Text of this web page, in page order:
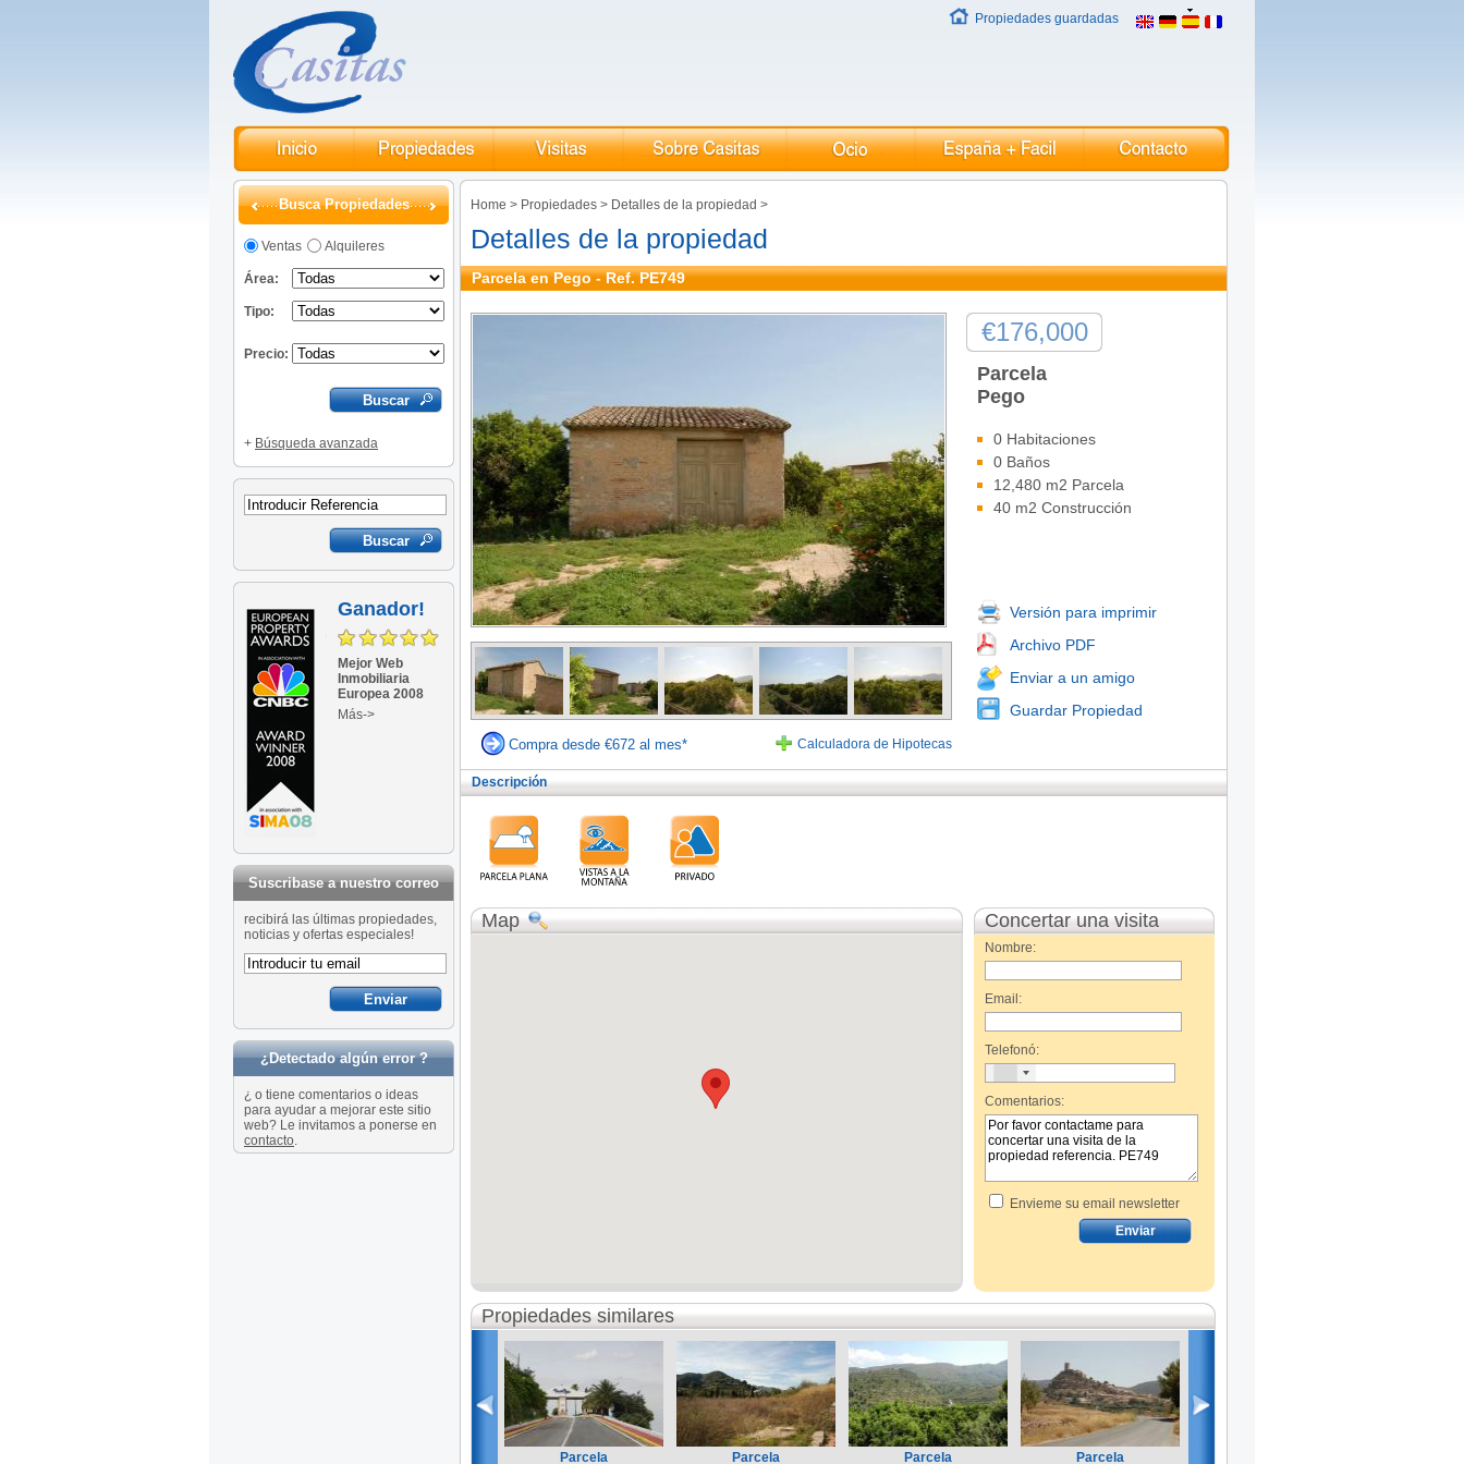
Propiedades guardadas
Busca Propiedades
Ventas Alquileres
Área:
Tipo:
Precio:
+ Búsqueda avanzada
Ganador!
Mejor Web
Inmobiliaria
Europea 2008
Más->
Suscribase a nuestro correo
recibirá las últimas propiedades,
noticias y ofertas especiales!
¿Detectado algún error ?
¿ o tiene comentarios o ideas
para ayudar a mejorar este sitio
web? Le invitamos a ponerse en
contacto.
Home > Propiedades > Detalles de la propiedad >
Detalles de la propiedad
Parcela en Pego - Ref. PE749
€176,000
Parcela
Pego
0 Habitaciones
0 Baños
12,480 m2 Parcela
40 m2 Construcción
Versión para imprimir
Archivo PDF
Enviar a un amigo
Guardar Propiedad
Calculadora de Hipotecas
Compra desde €672 al mes*
Descripción
Map Concertar una visita
Nombre:
Email:
Telefonó:
Comentarios:
Envieme su email newsletter
Propiedades similares
Parcela Parcela Parcela Parcela